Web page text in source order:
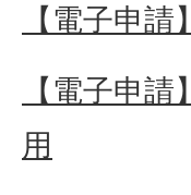
【電子申
【電子申
用